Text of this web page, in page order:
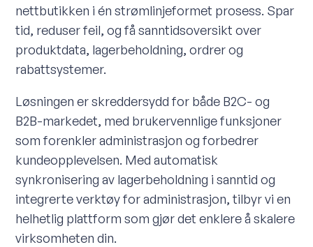
nettbutikken i én strømlinjeformet prosess. Spar
tid, reduser feil, og få sanntidsoversikt over
produktdata, lagerbeholdning, ordrer og
rabattsystemer.
Løsningen er skreddersydd for både B2C- og
B2B-markedet, med brukervennlige funksjoner
som forenkler administrasjon og forbedrer
kundeopplevelsen. Med automatisk
synkronisering av lagerbeholdning i sanntid og
integrerte verktøy for administrasjon, tilbyr vi en
helhetlig plattform som gjør det enklere å skalere
virksomheten din.